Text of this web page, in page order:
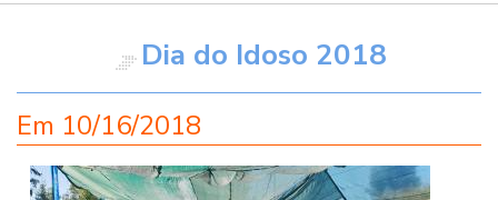
Dia do Idoso 2018
Em 10/16/2018